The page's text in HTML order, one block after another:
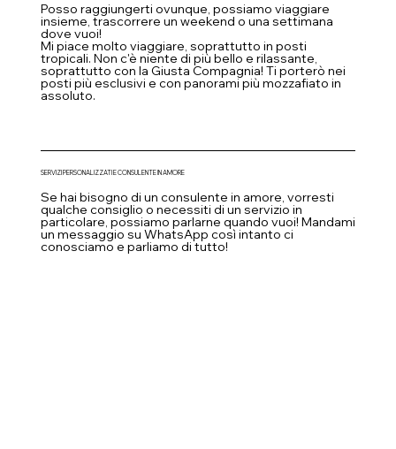
Posso raggiungerti ovunque, possiamo viaggiare
insieme, trascorrere un weekend o una settimana
dove vuoi!
Mi piace molto viaggiare, soprattutto in posti
tropicali. Non c'è niente di più bello e rilassante,
soprattutto con la Giusta Compagnia! Ti porterò nei
posti più esclusivi e con panorami più mozzafiato in
assoluto.
SERVIZI PERSONALIZZATI E CONSULENTE IN AMORE
Se hai bisogno di un consulente in amore, vorresti
qualche consiglio o necessiti di un servizio in
particolare, possiamo parlarne quando vuoi! Mandami
un messaggio su WhatsApp così intanto ci
conosciamo e parliamo di tutto!